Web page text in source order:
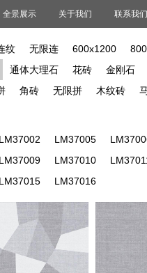
全景展示 关于我们 联系我们
纹 无限连 600x1200
通体大理石 花砖 金刚石
角砖 无限拼 木纹砖
LM37002 LM37005
LM37009 LM37010
LM37015 LM37016